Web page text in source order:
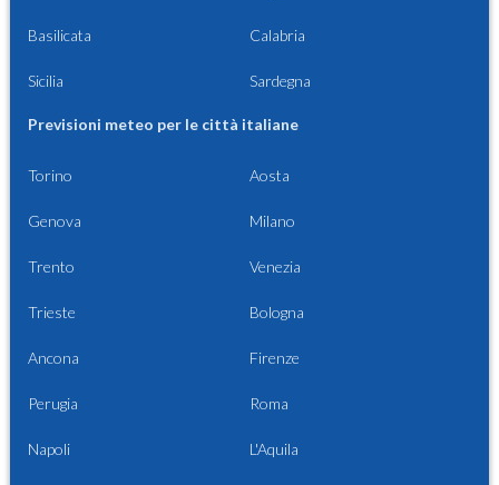
Basilicata Calabria
Sicilia Sardegna
Previsioni meteo per le città italiane
Torino Aosta
Genova Milano
Trento Venezia
Trieste Bologna
Ancona Firenze
Perugia Roma
Napoli L'Aquila